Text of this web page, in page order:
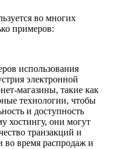
во многих
примеров:
использования
электронной
магазины, такие как
технологии, чтобы
и доступность
хостингу, они могут
транзакций и
во время распродаж и